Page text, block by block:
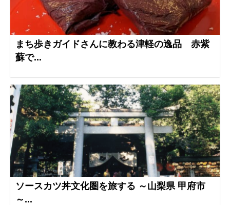
まち歩きガイドさんに教わる津軽の逸品 赤紫
蘇で...
ソースカツ丼文化圏を旅する ～山梨県 甲府市
～...